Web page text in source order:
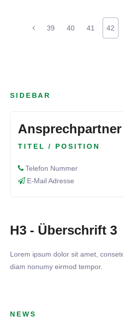
39 40 41 42
SIDEBAR
Ansprechpartner
TITEL / POSITION
Telefon Nummer
E-Mail Adresse
H3 - Überschrift 3
Lorem ipsum dolor sit amet,
diam nonumy eirmod tempor.
NEWS